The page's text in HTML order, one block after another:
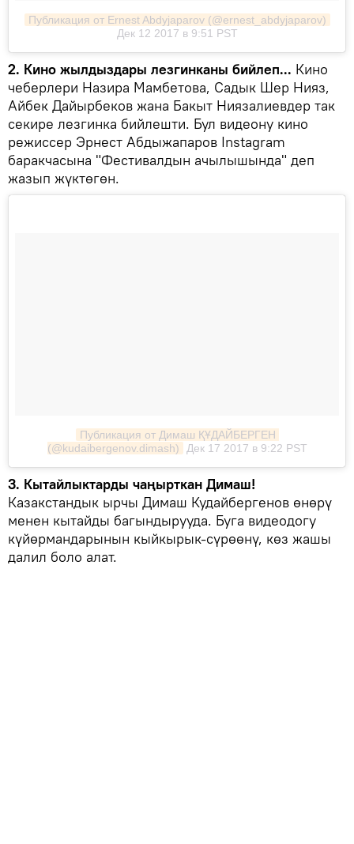
Публикация от Ernest Abdyjaparov (@ernest_abdyjaparov)
Дек 12 2017 в 9:51 PST
2. Кино жылдыздары лезгинканы бийлеп... Кино
чеберлери Назира Мамбетова, Садык Шер Нияз,
Айбек Дайырбеков жана Бакыт Ниязалиевдер так
секире лезгинка бийлешти. Бул видеону кино
режиссер Эрнест Абдыжапаров Instagram
баракчасына "Фестивалдын ачылышында" деп
жазып жүктөгөн.
Публикация от Димаш ҚҰДАЙБЕРГЕН
(@kudaibergenov.dimash)
Дек 17 2017 в 9:22 PST
3. Кытайлыктарды чаңырткан Димаш!
Казакстандык ырчы Димаш Кудайбергенов өнөрү
менен кытайды багындырууда. Буга видеодогу
күйөрмандарынын кыйкырык-сүрөөнү, көз жашы
далил боло алат.